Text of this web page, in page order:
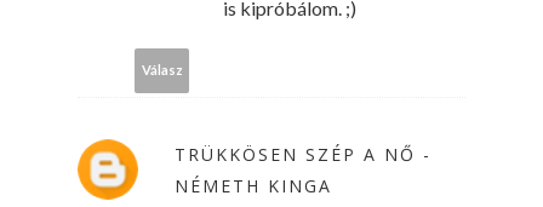
is kipróbálom. ;)
Válasz
TRÜKKÖSEN SZÉP A NŐ -
NÉMETH KINGA